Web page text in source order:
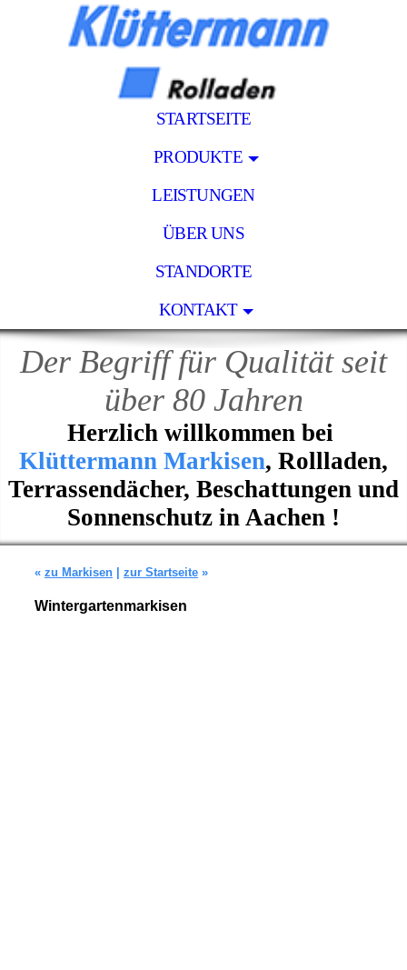
STARTSEITE
PRODUKTE
LEISTUNGEN
ÜBER UNS
STANDORTE
KONTAKT
Der Begriff für Qualität seit
über 80 Jahren
Herzlich willkommen bei
Klüttermann Markisen, Rollladen,
Terrassendächer, Beschattungen und
Sonnenschutz in Aachen !
« zu Markisen| zur Startseite»
Wintergartenmarkisen